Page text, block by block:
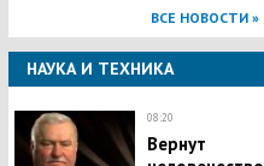
ВСЕ НОВОСТИ »
НАУКА И ТЕХНИКА
08:20
Вернут